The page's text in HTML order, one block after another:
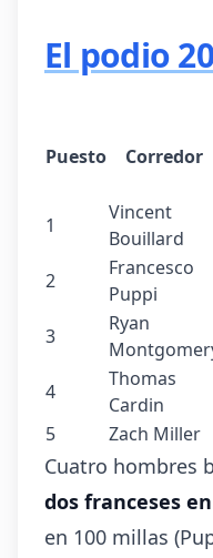
El podio
Puesto Corredor
1
Vincent
Bouillard
2
Francesco
Puppi
3
Ryan
4
Thomas
Cardin
5
Zach Miller
Cuatro hombres
dos franceses
en 100 millas